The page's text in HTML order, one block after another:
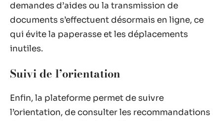
demandes d’aides ou la transmission de
documents s’effectuent désormais en ligne, ce
qui évite la paperasse et les déplacements
inutiles.
Suivi de l’orientation
Enfin, la plateforme permet de suivre
l’orientation, de consulter les recommandations